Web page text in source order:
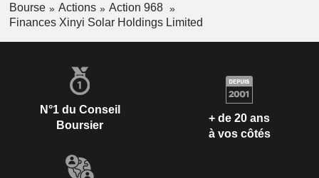
Bourse Actions
Action 968
Finances Xinyi Solar Holdings Limited
N°1 du Conseil
Boursier
+ de 20 ans
à vos côtés